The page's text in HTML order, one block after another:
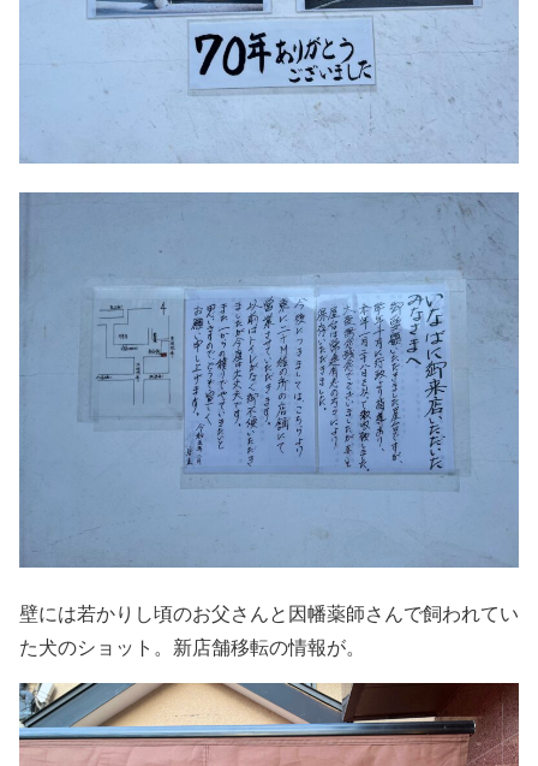
壁には若かりし頃のお父さんと因幡薬師さんで飼われてい
た犬のショット。新店舗移転の情報が。